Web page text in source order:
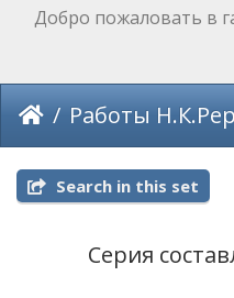
Добро пожаловать в
Работы Н.К.Рериха
Search in this set
Серия